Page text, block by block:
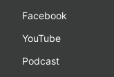
Facebook
YouTube
Podcast